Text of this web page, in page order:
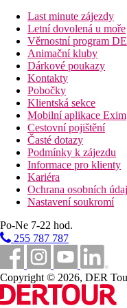
Dvoulůžkový
moře
Dvoulůžkový
Soukromý
prostornější
Dvoulůžkový
bazén:
Junior suita,
část oddělena
Junior suita,
bazén: ložnice
bazén tvaru L,
Junior suita,
ložnice a
tvaru L, výhled
Popis hotelu
Vstupní hala s
lobby
7 restaurací (Á
4 bary
minimarket a
konferenční
Last minute zájezdy
Letní dovolená u moře
Věrnostní program
Animační kluby
Dárkové poukazy
Kontakty
Pobočky
Klientská sekce
Mobilní aplikace Exim
Cestovní pojištění
Časté dotazy
Podmínky k zájezdu
Informace pro klienty
Kariéra
Ochrana osobních
Nastavení soukromí
Po-Ne 7-22 hod.
255 787 787
Copyright © 2026, DER